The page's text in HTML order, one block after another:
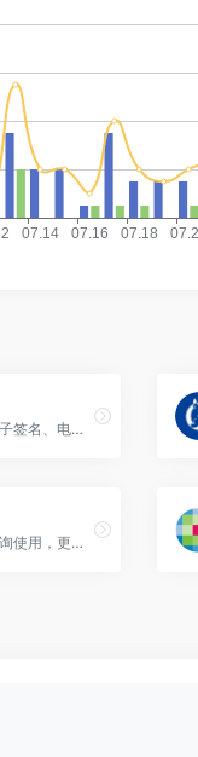
电子合同、电子签名、电子签章服务平台
建议做一般查询使用，更新速度不如企查查。